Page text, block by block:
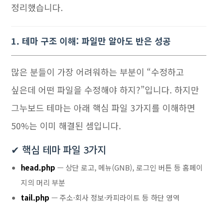
정리했습니다.
1. 테마 구조 이해: 파일만 알아도 반은 성공
많은 분들이 가장 어려워하는 부분이 “수정하고
싶은데 어떤 파일을 수정해야 하지?”입니다. 하지만
그누보드 테마는 아래 핵심 파일 3가지를 이해하면
50%는 이미 해결된 셈입니다.
✔ 핵심 테마 파일 3가지
head.php — 상단 로고, 메뉴(GNB), 로그인 버튼 등 홈페이
지의 머리 부분
tail.php — 주소·회사 정보·카피라이트 등 하단 영역